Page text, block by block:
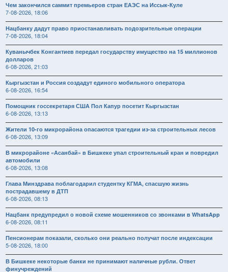
Чем закончился саммит премьеров стран ЕАЭС на Иссык-Куле
7-08-2026, 18:06
Нацбанку дадут право приостанавливать подозрительные операции
7-08-2026, 18:04
Куванычбек Конгантиев передал государству имущество на 15 миллионов
долларов
6-08-2026, 21:03
Кыргызстан и Россия создадут единого мобильного оператора
6-08-2026, 16:54
Помощник госсекретаря США Пол Капур посетит Кыргызстан
6-08-2026, 13:13
Жители 10-го микрорайона опасаются трагедии из-за строительных лесов
6-08-2026, 13:09
В микрорайоне «Асанбай» в Бишкеке упал строительный кран и повредил
автомобили
6-08-2026, 13:08
Глава Минздрава поблагодарил студентку КГМА, спасшую жизнь
пострадавшему в ДТП
6-08-2026, 08:13
Нацбанк предупредил о новой схеме мошенников со звонками в WhatsApp
6-08-2026, 08:11
Пенсионерам показали, сколько они реально получат после индексации
5-08-2026, 18:00
В Бишкеке некоторые банки не принимают наличные рубли. Ответ
финучреждений